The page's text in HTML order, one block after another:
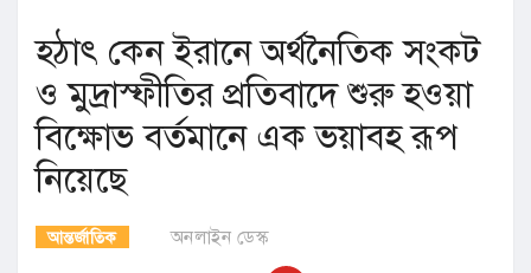
হঠাৎ কেন ইরানে অর্থনৈতিক সংকট
ও মুদ্রাস্ফীতির প্রতিবাদে শুরু হওয়া
বিক্ষোভ বর্তমানে এক ভয়াবহ রূপ
নিয়েছে
আন্তর্জাতিক অনলাইন ডেস্ক